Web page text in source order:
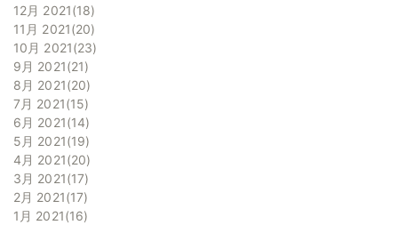
12月 2021 18
11月 2021 20
10月 2021 23
9月 2021 21
8月 2021 20
7月 2021 15
6月 2021 14
5月 2021 19
4月 2021 20
3月 2021 17
2月 2021 17
1月 2021 16